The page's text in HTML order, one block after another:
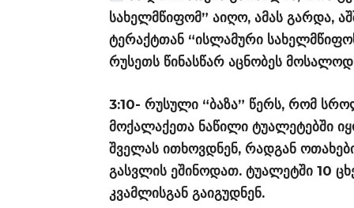
სახელმწიფომ” აიღო, ამას გარდა,
ტერაქტთან “ისლამური
რუსეთს წინასწარ აცნობეს
3:10- რუსული “ბაზა” წერს, რომ
მოქალაქეთა ნაწილი ტუალეტებში
შველას ითხოვდნენ, რადგან
გასვლის ეშინოდათ. ტუალეტში 10
კვამლისგან გაიგუდნენ.